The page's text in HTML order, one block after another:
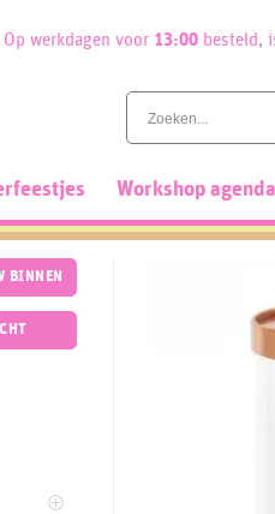
Op werkdagen voor 13:00besteld,
Workshop agenda
BINNEN